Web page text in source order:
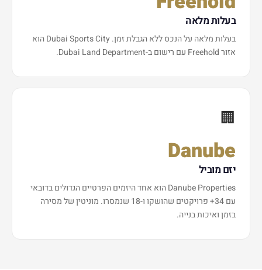
בעלות מלאה
בעלות מלאה על הנכס ללא הגבלת זמן. Dubai Sports City הוא
אזור Freehold עם רישום ב-Dubai Land Department.
🏢
Danube
יזם מוביל
Danube Properties הוא אחד היזמים הפרטיים הגדולים בדובאי
עם 34+ פרויקטים שהושקו ו-18 שנמסרו. מוניטין של מסירה
בזמן ואיכות בנייה.